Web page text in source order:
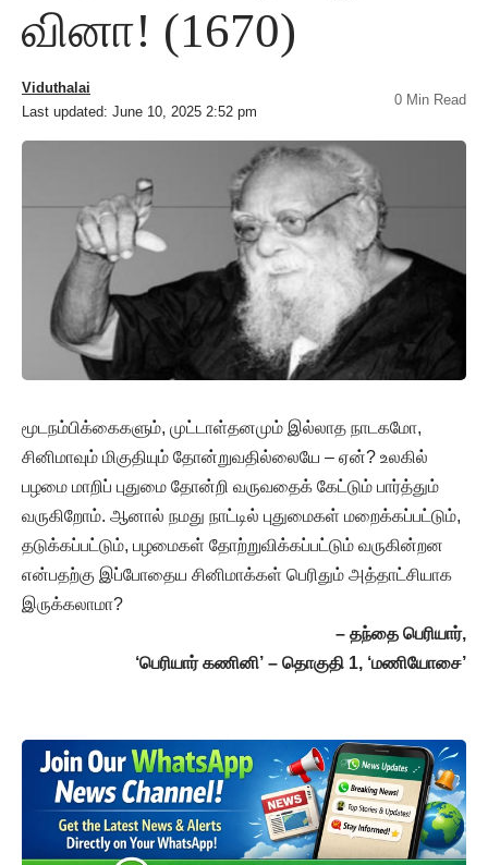
வினா! (1670)
Last updated: June 10, 2025 2:52 pm
Viduthalai
0 Min Read
மூடநம்பிக்கைகளும், முட்டாள்தனமும் இல்லாத நாடகமோ,
சினிமாவும் மிகுதியும் தோன்றுவதில்லையே – ஏன்? உலகில்
பழமை மாறிப் புதுமை தோன்றி வருவதைக் கேட்டும் பார்த்தும்
வருகிறோம். ஆனால் நமது நாட்டில் புதுமைகள் மறைக்கப்பட்டும்,
தடுக்கப்பட்டும், பழமைகள் தோற்றுவிக்கப்பட்டும் வருகின்றன
என்பதற்கு இப்போதைய சினிமாக்கள் பெரிதும் அத்தாட்சியாக
இருக்கலாமா?
– தந்தை பெரியார்,
‘பெரியார் கணினி’ – தொகுதி 1, ‘மணியோசை’